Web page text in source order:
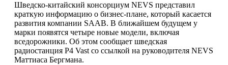
Шведско-китайский консорциум NEVS представил
краткую информацию о бизнес-плане, который касается
развития компании SAAB. В ближайшем будущем у
марки появятся четыре новые модели, включая
вседорожники. Об этом сообщает шведская
радиостанция P4 Vast со ссылкой на руководителя NEVS
Маттиаса Бергмана.